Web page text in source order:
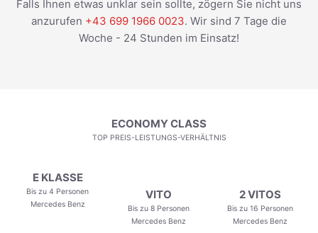
Falls Ihnen etwas unklar sein sollte, zögern Sie nicht uns
anzurufen +43 699 1966 0023. Wir sind 7 Tage die
Woche - 24 Stunden im Einsatz!
ECONOMY CLASS
TOP PREIS-LEISTUNGS-VERHÄLTNIS
E KLASSE
Bis zu 4 Personen
Mercedes Benz
VITO
Bis zu 8 Personen
Mercedes Benz
2 VITOS
Bis zu 16 Personen
Mercedes Benz